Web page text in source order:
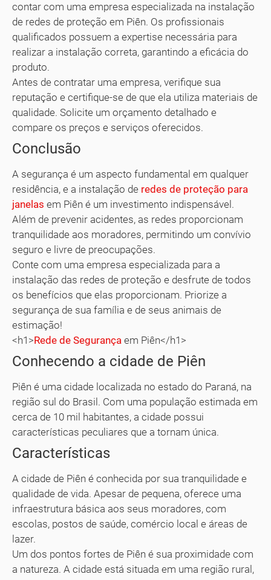
contar com uma empresa especializada na instalação
de redes de proteção em Piên. Os profissionais
qualificados possuem a expertise necessária para
realizar a instalação correta, garantindo a eficácia do
produto.
Antes de contratar uma empresa, verifique sua
reputação e certifique-se de que ela utiliza materiais de
qualidade. Solicite um orçamento detalhado e
compare os preços e serviços oferecidos.
Conclusão
A segurança é um aspecto fundamental em qualquer
residência, e a instalação de redes de proteção para
janelas em Piên é um investimento indispensável.
Além de prevenir acidentes, as redes proporcionam
tranquilidade aos moradores, permitindo um convívio
seguro e livre de preocupações.
Conte com uma empresa especializada para a
instalação das redes de proteção e desfrute de todos
os benefícios que elas proporcionam. Priorize a
segurança de sua família e de seus animais de
estimação!
<h1>Rede de Segurança em Piên</h1>
Conhecendo a cidade de Piên
Piên é uma cidade localizada no estado do Paraná, na
região sul do Brasil. Com uma população estimada em
cerca de 10 mil habitantes, a cidade possui
características peculiares que a tornam única.
Características
A cidade de Piên é conhecida por sua tranquilidade e
qualidade de vida. Apesar de pequena, oferece uma
infraestrutura básica aos seus moradores, com
escolas, postos de saúde, comércio local e áreas de
lazer.
Um dos pontos fortes de Piên é sua proximidade com
a natureza. A cidade está situada em uma região rural,